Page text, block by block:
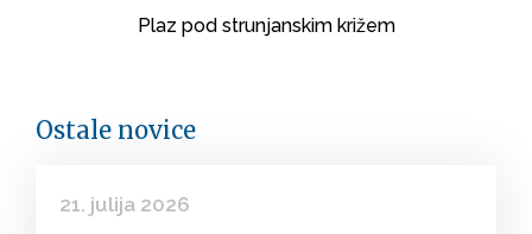
Plaz pod strunjanskim križem
Ostale novice
21. julija 2026